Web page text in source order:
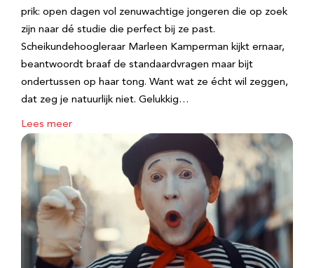
prik: open dagen vol zenuwachtige jongeren die op zoek
zijn naar dé studie die perfect bij ze past.
Scheikundehoogleraar Marleen Kamperman kijkt ernaar,
beantwoordt braaf de standaardvragen maar bijt
ondertussen op haar tong. Want wat ze écht wil zeggen,
dat zeg je natuurlijk niet. Gelukkig…
Lees meer